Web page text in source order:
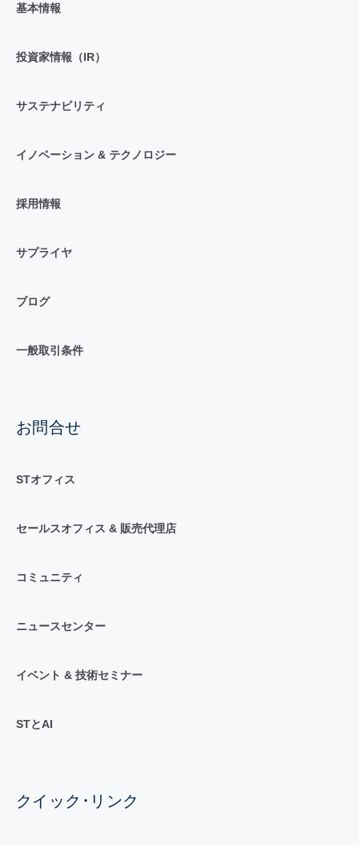
基本情報
投資家情報（IR）
サステナビリティ
イノベーション & テクノロジー
採用情報
サプライヤ
ブログ
一般取引条件
お問合せ
STオフィス
セールスオフィス & 販売代理店
コミュニティ
ニュースセンター
イベント & 技術セミナー
STとAI
クイック･リンク